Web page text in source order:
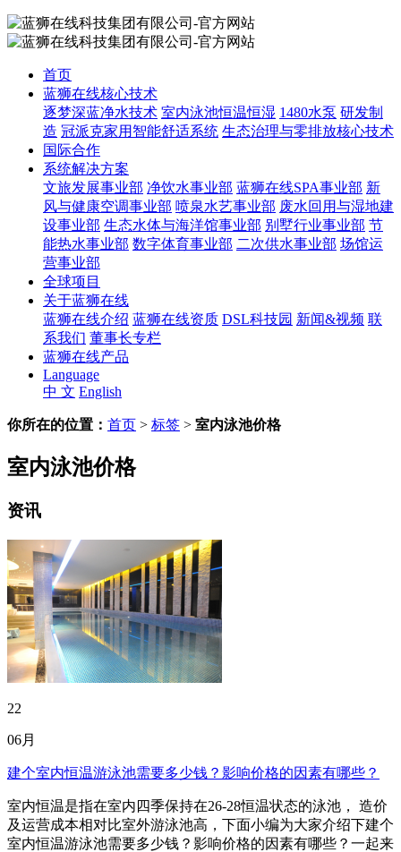
首页
蓝狮在线核心技术
逐梦深蓝净水技术 室内泳池恒温恒湿 1480水泵 研发制
造 冠派克家用智能舒适系统 生态治理与零排放核心技术
国际合作
系统解决方案
文旅发展事业部 净饮水事业部 蓝狮在线SPA事业部 新
风与健康空调事业部 喷泉水艺事业部 废水回用与湿地建
设事业部 生态水体与海洋馆事业部 别墅行业事业部 节
能热水事业部 数字体育事业部 二次供水事业部 场馆运
营事业部
全球项目
关于蓝狮在线
蓝狮在线介绍 蓝狮在线资质 DSL科技园 新闻&视频 联
系我们 董事长专栏
蓝狮在线产品
Language
中 文 English
你所在的位置： 首页 > 标签 > 室内泳池价格
室内泳池价格
资讯
22
06月
建个室内恒温游泳池需要多少钱？影响价格的因素有哪些？
室内恒温是指在室内四季保持在26-28恒温状态的泳池， 造价
及运营成本相对比室外游泳池高，下面小编为大家介绍下建个
室内恒温游泳池需要多少钱？影响价格的因素有哪些？一起来